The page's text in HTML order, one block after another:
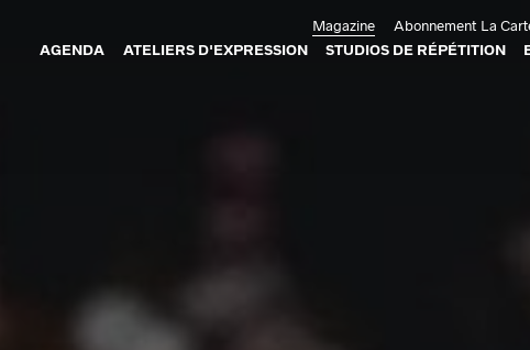
Aller au contenu principalMagazine Abonnement La
AGENDA
ATELIERS D'EXPRESSION STUDIOS DE RÉPÉTITION